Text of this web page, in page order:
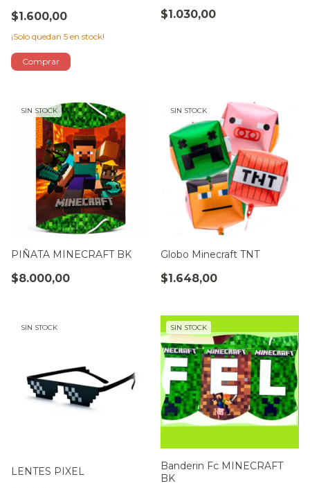
$1.600,00
¡Solo quedan 5 en stock!
$1.030,00
SIN STOCK
PIÑATA MINECRAFT BK
$8.000,00
SIN STOCK
Globo Minecraft TNT
$1.648,00
SIN STOCK
LENTES PIXEL
SIN STOCK
Banderin Fc MINECRAFT
BK